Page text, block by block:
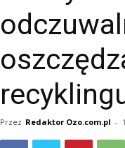
Przez Redaktor Ozo.com.pl -